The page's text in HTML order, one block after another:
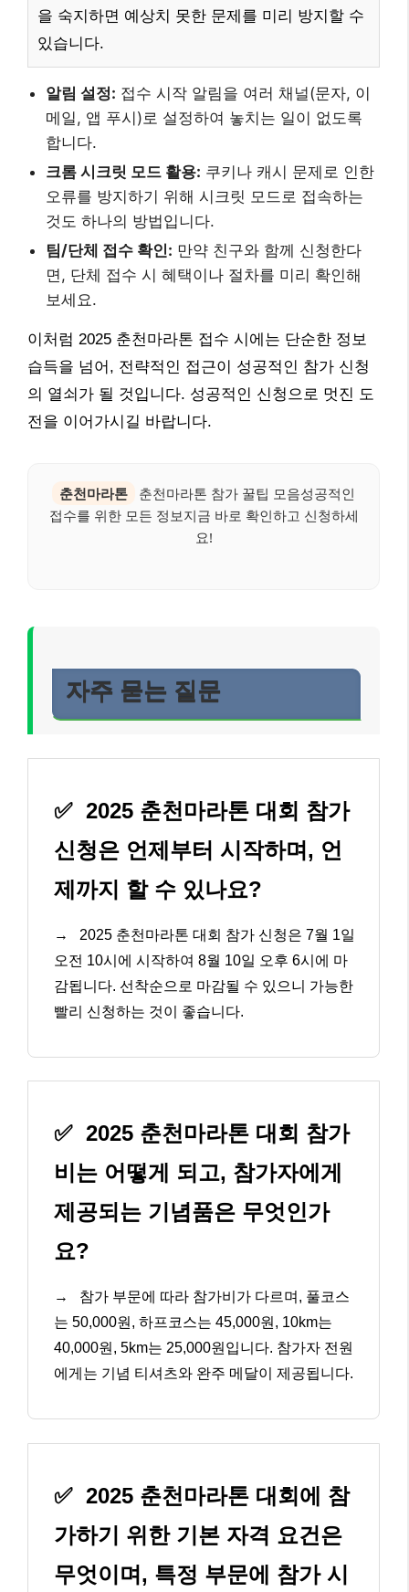
을 숙지하면 예상치 못한 문제를 미리 방지할 수
있습니다.
알림 설정: 접수 시작 알림을 여러 채널(문자, 이
메일, 앱 푸시)로 설정하여 놓치는 일이 없도록
합니다.
크롬 시크릿 모드 활용: 쿠키나 캐시 문제로 인한
오류를 방지하기 위해 시크릿 모드로 접속하는
것도 하나의 방법입니다.
팀/단체 접수 확인: 만약 친구와 함께 신청한다
면, 단체 접수 시 혜택이나 절차를 미리 확인해
보세요.
이처럼 2025 춘천마라톤 접수 시에는 단순한 정보
습득을 넘어, 전략적인 접근이 성공적인 참가 신청
의 열쇠가 될 것입니다. 성공적인 신청으로 멋진 도
전을 이어가시길 바랍니다.
춘천마라톤
춘천마라톤 참가 꿀팁 모음성공적인
접수를 위한 모든 정보지금 바로 확인하고 신청하세
요!
자주 묻는 질문
✅ 2025 춘천마라톤 대회 참가
신청은 언제부터 시작하며, 언
제까지 할 수 있나요?
→
2025 춘천마라톤 대회 참가 신청은 7월 1일
오전 10시에 시작하여 8월 10일 오후 6시에 마
감됩니다. 선착순으로 마감될 수 있으니 가능한
빨리 신청하는 것이 좋습니다.
✅ 2025 춘천마라톤 대회 참가
비는 어떻게 되고, 참가자에게
제공되는 기념품은 무엇인가
요?
→
참가 부문에 따라 참가비가 다르며, 풀코스
는 50,000원, 하프코스는 45,000원, 10km는
40,000원, 5km는 25,000원입니다. 참가자 전원
에게는 기념 티셔츠와 완주 메달이 제공됩니다.
✅ 2025 춘천마라톤 대회에 참
가하기 위한 기본 자격 요건은
무엇이며, 특정 부문에 참가 시